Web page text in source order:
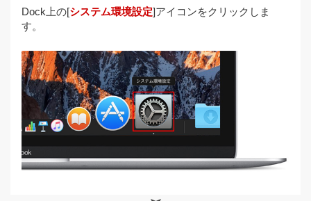
Dock上の[システム環境設定]アイコンをクリックしま
す。